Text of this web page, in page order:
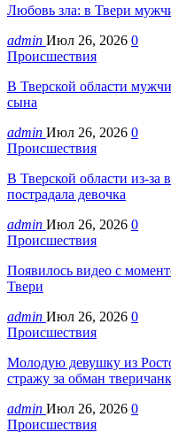
Любовь зла: в Твери
admin Июл 26, 2026 0
Происшествия
В Тверской области
сына
admin Июл 26, 2026 0
Происшествия
В Тверской области из-
пострадала девочка
admin Июл 26, 2026 0
Происшествия
Появилось видео с
Твери
admin Июл 26, 2026 0
Происшествия
Молодую девушку из
стражу за обман
admin Июл 26, 2026 0
Происшествия